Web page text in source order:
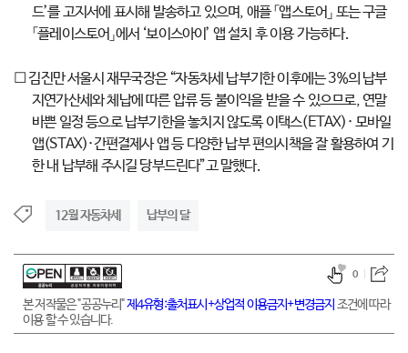
드’를 고지서에 표시해 발송하고 있으며, 애플 「앱스토어」 또는 구글
「플레이스토어」에서 ‘보이스아이’ 앱 설치 후 이용 가능하다.
☐ 김진만 서울시 재무국장은 “자동차세 납부기한 이후에는 3%의 납부
지연가산세와 체납에 따른 압류 등 불이익을 받을 수 있으므로, 연말
바쁜 일정 등으로 납부기한을 놓치지 않도록 이택스(ETAX)· 모바일
앱(STAX)·간편결제사 앱 등 다양한 납부 편의시책을 잘 활용하여 기
한 내 납부해 주시길 당부드린다”고 말했다.
12월 자동차세 납부의 달
본 저작물은 "공공누리"제4유형:출처표시+상업적 이용금지+변경금지 조건에 따라
이용 할 수 있습니다.
0